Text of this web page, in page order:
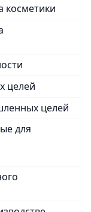
косметики
целей
целей
для